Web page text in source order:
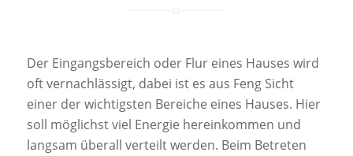
Der Eingangsbereich oder Flur eines Hauses wird
oft vernachlässigt, dabei ist es aus Feng Sicht
einer der wichtigsten Bereiche eines Hauses. Hier
soll möglichst viel Energie hereinkommen und
langsam überall verteilt werden. Beim Betreten